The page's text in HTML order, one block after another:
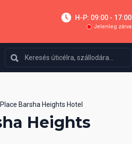
H-P: 09:00 - 17:00
Jelenleg zárva
Barsha Heights Hotel
Heights